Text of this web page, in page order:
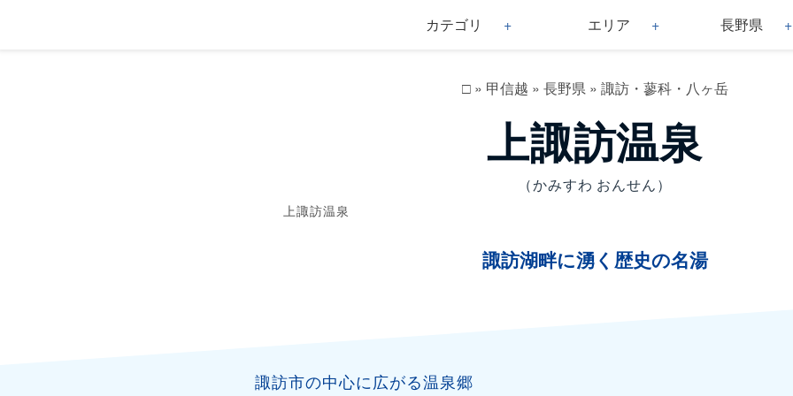
カテゴリ エリア 長野県
□» 甲信越 » 長野県» 諏訪・蓼科・八ヶ岳
上諏訪温泉
（かみすわ おんせん）
上諏訪温泉
諏訪湖畔に湧く歴史の名湯
諏訪市の中心に広がる温泉郷